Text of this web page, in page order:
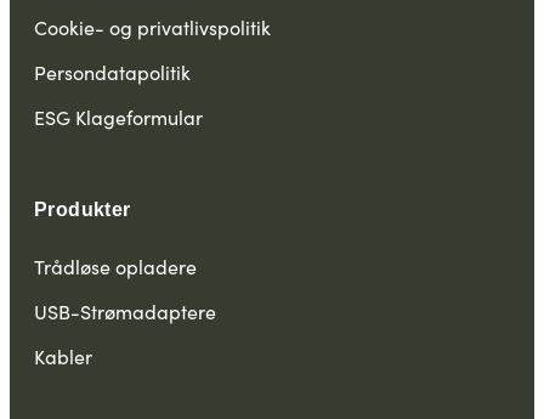
Cookie- og privatlivspolitik
Persondatapolitik
ESG Klageformular
Produkter
Trådløse opladere
USB-Strømadaptere
Kabler